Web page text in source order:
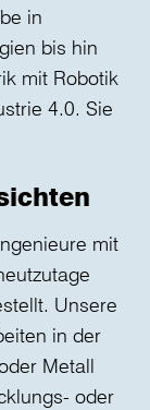
in
bis hin
mit Robotik
4.0. Sie
mit
Unsere
in der
Metall
oder